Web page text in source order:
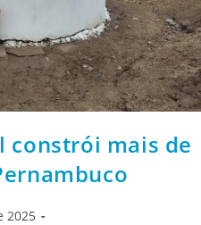
constrói mais de
2025